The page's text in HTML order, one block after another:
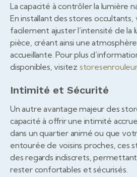
La capacité à contrôler la lumière
En installant des stores
facilement ajuster l’intensité de la
pièce, créant ainsi une
accueillante. Pour plus
disponibles, visitez
Intimité et Sécurité
Un autre avantage majeur des
capacité à offrir une intimité
dans un quartier animé ou que
entourée de voisins proches, ces
des regards indiscrets,
rester confortables et sécurisés.